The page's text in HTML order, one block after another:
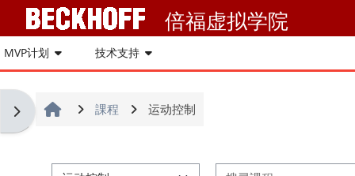
跳至主內容
倍福虚拟学院
Beckhoff网站
Beckhoff中文网站
MVP计划 技术支持
開啟區塊抽屜 課程 运动控制